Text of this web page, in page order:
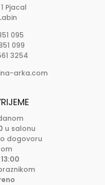
Pjacal
095
099
3254
arka.com
u salonu
dogovoru